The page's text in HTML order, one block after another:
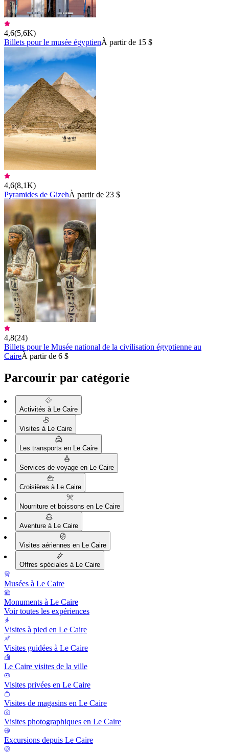
4,6(5,6K)
Billets pour le musée égyptienÀ partir de 15 $
4,6(8,1K)
Pyramides de GizehÀ partir de 23 $
4,8(24)
Billets pour le Musée national de la civilisation égyptienne au
CaireÀ partir de 6 $
Parcourir par catégorie
Activités à Le Caire
Visites à Le Caire
Les transports en Le Caire
Services de voyage en Le Caire
Croisières à Le Caire
Nourriture et boissons en Le Caire
Aventure à Le Caire
Visites aériennes en Le Caire
Offres spéciales à Le Caire
Musées à Le Caire
Monuments à Le Caire
Voir toutes les expériences
Visites à pied en Le Caire
Visites guidées à Le Caire
Le Caire visites de la ville
Visites privées en Le Caire
Visites de magasins en Le Caire
Visites photographiques en Le Caire
Excursions depuis Le Caire